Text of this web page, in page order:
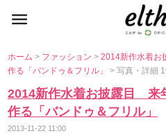
ホーム> ファッション>2014新作水着お
作る「バンドゥ＆フリル」> 写真・詳細
2014新作水着お披露目 来
作る「バンドゥ＆フリル」
2013-11-22 11:00